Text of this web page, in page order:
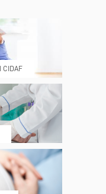
E VISITE
MY POLI
CIDAF